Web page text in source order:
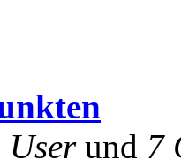
Userund 7